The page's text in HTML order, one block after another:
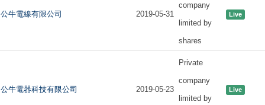
公牛電線有限公司 2019-05-31
company
limited by
shares
Live
公牛電器科技有限公司 2019-05-23
Private
company
limited by
Live